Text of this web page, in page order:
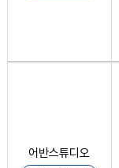
어반스튜디오